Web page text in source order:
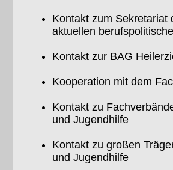
Kontakt zum Sekretariat
aktuellen
Kontakt zur BAG
Kooperation mit dem
Kontakt zu
und Jugendhilfe
Kontakt zu großen
und Jugendhilfe